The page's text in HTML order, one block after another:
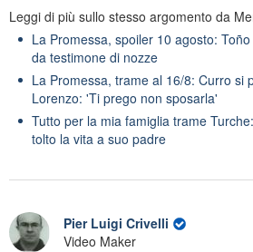
Leggi di più sullo stesso argomento da
La Promessa, spoiler 10 agosto:
da testimone di nozze
La Promessa, trame al 16/8: Curro si
Lorenzo: 'Ti prego non sposarla'
Tutto per la mia famiglia trame
tolto la vita a suo padre
Pier Luigi Crivelli
Video Maker